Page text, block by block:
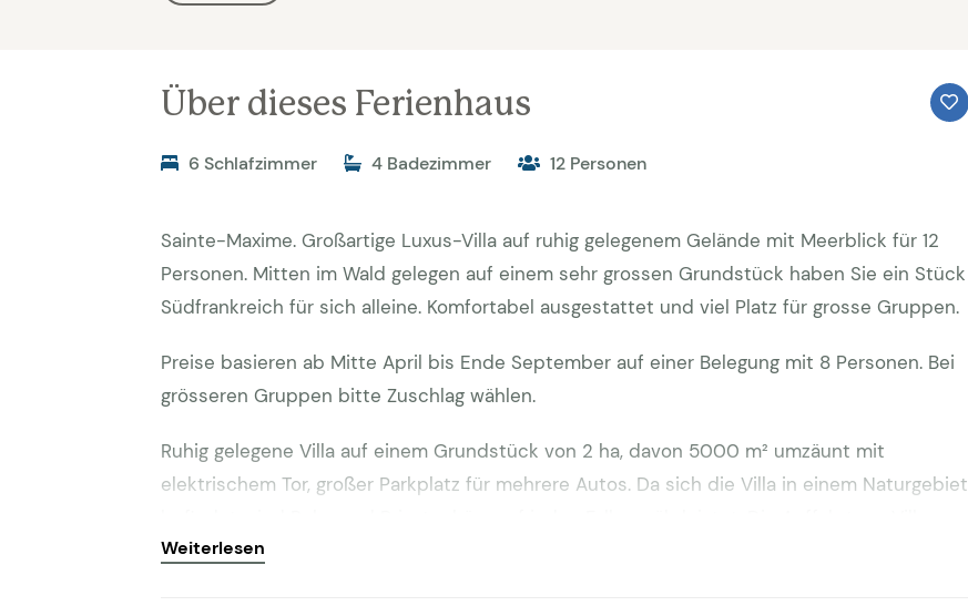
Über dieses Ferienhaus
6 Schlafzimmer 4 Badezimmer 12 Personen
Sainte-Maxime. Großartige Luxus-Villa auf ruhig gelegenem Gelände mit Meerblick für 12
Personen. Mitten im Wald gelegen auf einem sehr grossen Grundstück haben Sie ein Stück
Südfrankreich für sich alleine. Komfortabel ausgestattet und viel Platz für grosse Gruppen.
Preise basieren ab Mitte April bis Ende September auf einer Belegung mit 8 Personen. Bei
grösseren Gruppen bitte Zuschlag wählen.
Ruhig gelegene Villa auf einem Grundstück von 2 ha, davon 5000 m² umzäunt mit
elektrischem Tor, großer Parkplatz für mehrere Autos. Da sich die Villa in einem Naturgebiet
selbst ist ein steiler unbefestigter Weg, der nicht für Fahrzeuge geignet sind die schnell
Weiterlesen